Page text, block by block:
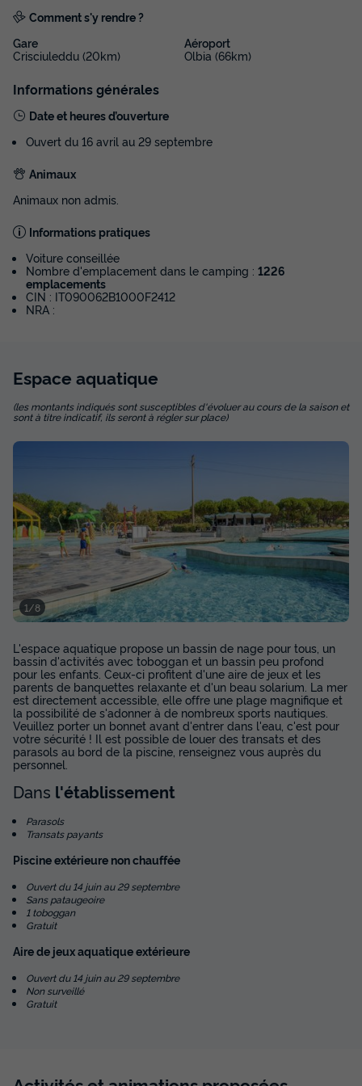
22m² 2
Voir le plan 2D Terrasse couverte
Climatisation
Animaux autorisés *
Congélateur
MOBILHOME 4 personnes - BAIA COMFORT
Meilleur prix pour 7 nuits
Modifier les dates
ROMANTIC (4 adultes + 2 enfants)
Surface
24m²
Adultes
4
Enfants
2
Chambres Salle de bain
1
Voir le plan 2D Terrasse couverte
Climatisation
Animaux autorisés *
Congélateur Réfrigérateur
MOBILHOME 6 personnes - BLU ROMANTIC (4 adultes + 2
enfants)
du10/10/2026au17/10/2026
Meilleur prix pour 7 nuits
Modifier les dates
838,80 €
MOBILHOME 4 personnes - Baia Relax
New
Comment s'y rendre ?
Gare
Crisciuleddu (20km)
Aéroport
Olbia (66km)
Informations générales
Date et heures d’ouverture
Ouvert du 16 avril au 29 septembre
Animaux
Animaux non admis.
Informations pratiques
Voiture conseillée
Nombre d'emplacement dans le camping : 1226
emplacements
CIN : IT090062B1000F2412
NRA :
Espace aquatique
(les montants indiqués sont susceptibles d'évoluer au cours de la saison et
sont à titre indicatif, ils seront à régler sur place)
1/8
L'espace aquatique propose un bassin de nage pour tous, un
bassin d'activités avec toboggan et un bassin peu profond
pour les enfants. Ceux-ci profitent d'une aire de jeux et les
parents de banquettes relaxante et d'un beau solarium. La mer
est directement accessible, elle offre une plage magnifique et
la possibilité de s'adonner à de nombreux sports nautiques.
Veuillez porter un bonnet avant d'entrer dans l'eau, c'est pour
votre sécurité ! Il est possible de louer des transats et des
parasols au bord de la piscine, renseignez vous auprès du
personnel.
Dans l'établissement
Parasols
Transats payants
Piscine extérieure non chauffée
Ouvert du 14 juin au 29 septembre
Sans pataugeoire
1 toboggan
Gratuit
Aire de jeux aquatique extérieure
Ouvert du 14 juin au 29 septembre
Non surveillé
Gratuit